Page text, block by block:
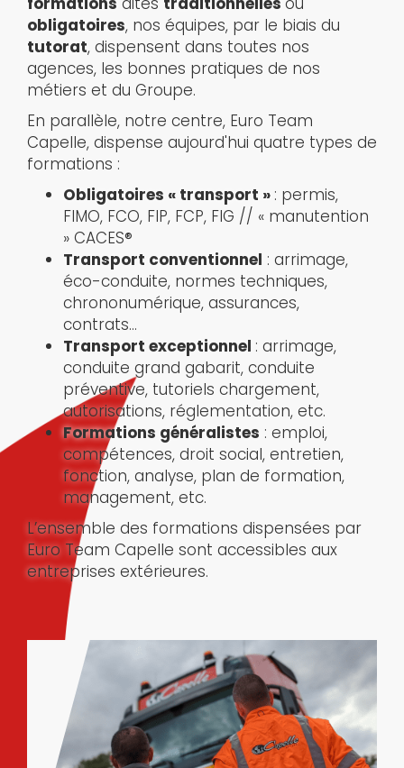
obligatoires, nos équipes, par le biais du
tutorat, dispensent dans toutes nos
agences, les bonnes pratiques de nos
métiers et du Groupe.
En parallèle, notre centre, Euro Team
Capelle, dispense aujourd'hui quatre types de
formations :
Obligatoires « transport » : permis,
FIMO, FCO, FIP, FCP, FIG // « manutention
» CACES®
Transport conventionnel : arrimage,
éco-conduite, normes techniques,
chrononumérique, assurances,
contrats…
Transport exceptionnel : arrimage,
conduite grand gabarit, conduite
préventive, tutoriels chargement,
autorisations, réglementation, etc.
Formations généralistes : emploi,
compétences, droit social, entretien,
fonction, analyse, plan de formation,
management, etc.
L’ensemble des formations dispensées par
Euro Team Capelle sont accessibles aux
entreprises extérieures.